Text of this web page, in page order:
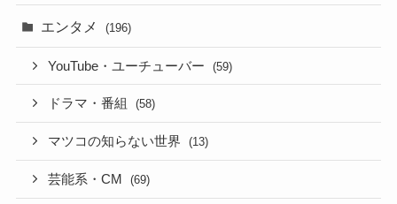
エンタメ (196)
YouTube・ユーチューバー (59)
ドラマ・番組 (58)
マツコの知らない世界 (13)
芸能系・CM (69)